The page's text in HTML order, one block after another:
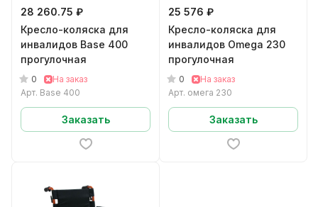
28 260.75 ₽
Кресло-коляска для
инвалидов Base 400
прогулочная
0
На заказ
Арт. Base 400
Заказать
25 576 ₽
Кресло-коляска для
инвалидов Omega 230
прогулочная
0
На заказ
Арт. омега 230
Заказать